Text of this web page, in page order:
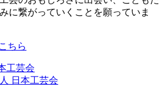
に繋がっていくことを願っていま
ちら
工芸会
日本工芸会